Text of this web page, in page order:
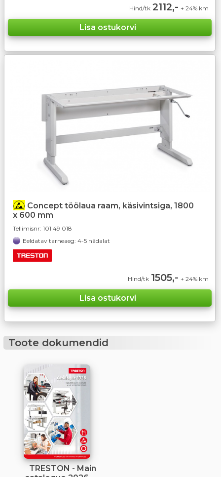
Hind/tk 2112,- + 24% km
Concept töölaua raam, käsivintsiga, 1800
x 600 mm
Tellimisnr: 101 49 018
Eeldatav tarneaeg: 4-5 nädalat
Hind/tk 1505,- + 24% km
Toote dokumendid
TRESTON - Main